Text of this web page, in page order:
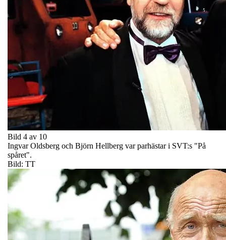
Bild 4 av 10
Ingvar Oldsberg och Björn Hellberg var parhästar i SVT:s "På
spåret".
Bild: TT